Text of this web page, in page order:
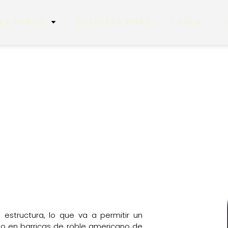
SOMOS NUESTRAS VIÑAS TIENDA
estructura, lo que va a permitir un